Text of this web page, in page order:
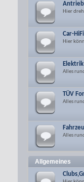
Hier
Car-
Hier
Elektrik
Alles
TÜV
Alles
Alles
Allgemeines